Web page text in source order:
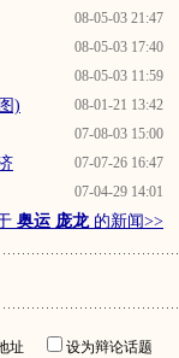
08-05-03 21:47
08-05-03 17:40
08-05-03 11:59
08-01-21 13:42
)
07-08-03 15:00
07-07-26 16:47
07-04-29 14:01
奥运 庞龙 的新闻>>
址
设为辩论话题